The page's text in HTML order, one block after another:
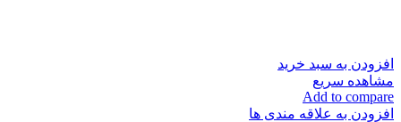
افزودن به سبد خرید
مشاهده سریع
Add to compare
افزودن به علاقه مندی ها